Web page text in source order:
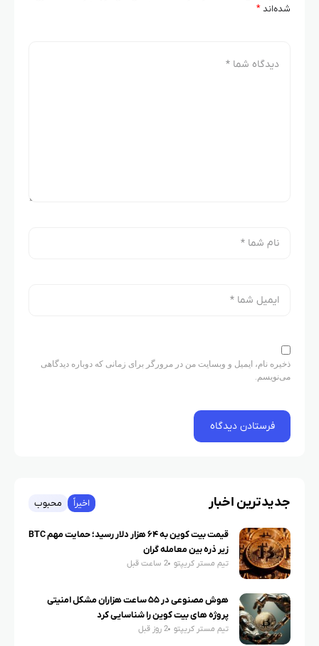
شده‌اند*
ذخیره نام، ایمیل و وبسایت من در مرورگر برای زمانی که دوباره دیدگاهی
می‌نویسم.
جدیدترین اخبار اخیراً محبوب
قیمت بیت کوین به ۶۴ هزار دلار رسید؛ حمایت مهم BTC
زیر ذره بین معامله گران
تیم مستر کریپتو 2 ساعت قبل
هوش مصنوعی در ۵۵ ساعت هزاران مشکل امنیتی
پروژه های بیت کوین را شناسایی کرد
تیم مستر کریپتو 2 روز قبل